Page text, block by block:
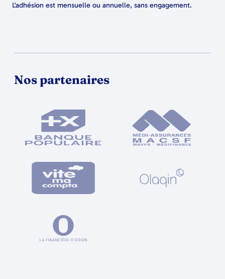
L'adhésion est mensuelle ou annuelle, sans engagement.
Nos partenaires